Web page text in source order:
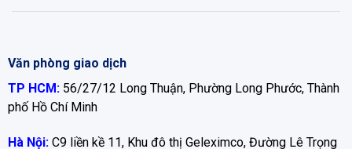
Văn phòng giao dịch
TP HCM: 56/27/12 Long Thuận, Phường Long Phước, Thành
phố Hồ Chí Minh
Hà Nội:C9 liền kề 11, Khu đô thị Geleximco, Đường Lê Trọng